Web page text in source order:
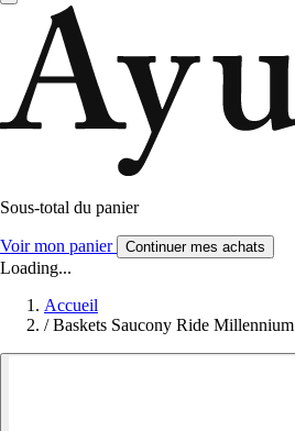
Sous-total du panier
Voir mon panier Continuer mes achats
Loading...
Accueil
/ Baskets Saucony Ride Millennium